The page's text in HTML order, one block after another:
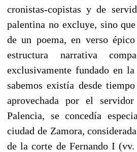
cronistas-copistas y de
palentina no excluye, sino
de un poema, en verso
estructura narrativa
exclusivamente fundado en
sabemos existía desde
aprovechada por el
Palencia, se concedía
ciudad de Zamora,
de la corte de Fernando I